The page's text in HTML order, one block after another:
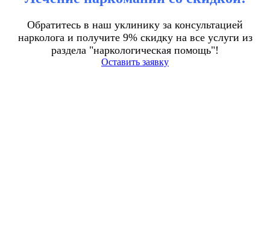
Обратитесь в наш уклинику за консультацией
нарколога и получите 9% скидку на все услуги из
раздела "наркологическая помощь"!
Оставить заявку